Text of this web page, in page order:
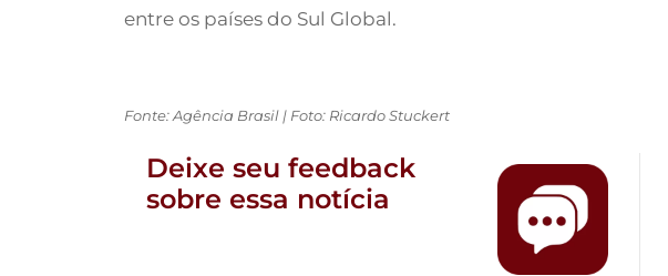
entre os países do Sul Global.
Fonte: Agência Brasil | Foto: Ricardo Stuckert
Deixe seu feedback
sobre essa notícia